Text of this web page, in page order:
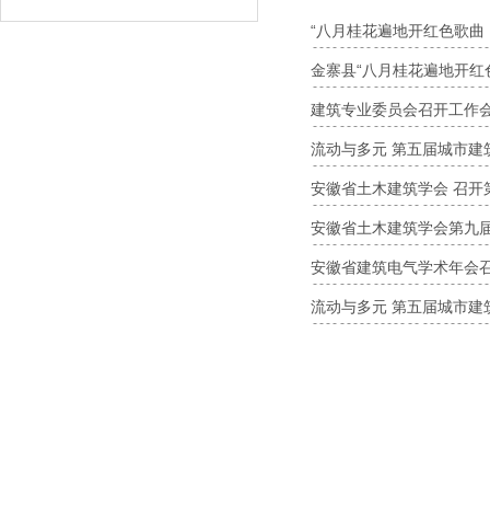
“八月桂花遍地开红色歌
金寨县“八月桂花遍地开
建筑专业委员会召开工作
流动与多元 第五届城市
安徽省土木建筑学会 召
安徽省土木建筑学会第九
安徽省建筑电气学术年会
流动与多元 第五届城市